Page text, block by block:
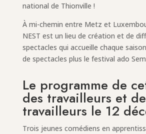
national de Thionville !
À mi-chemin entre Metz et
NEST est un lieu de création et de
spectacles qui accueille chaque
de spectacles plus le festival ado
Le programme de
des travailleurs et
travailleurs le 12
Trois jeunes comédiens en